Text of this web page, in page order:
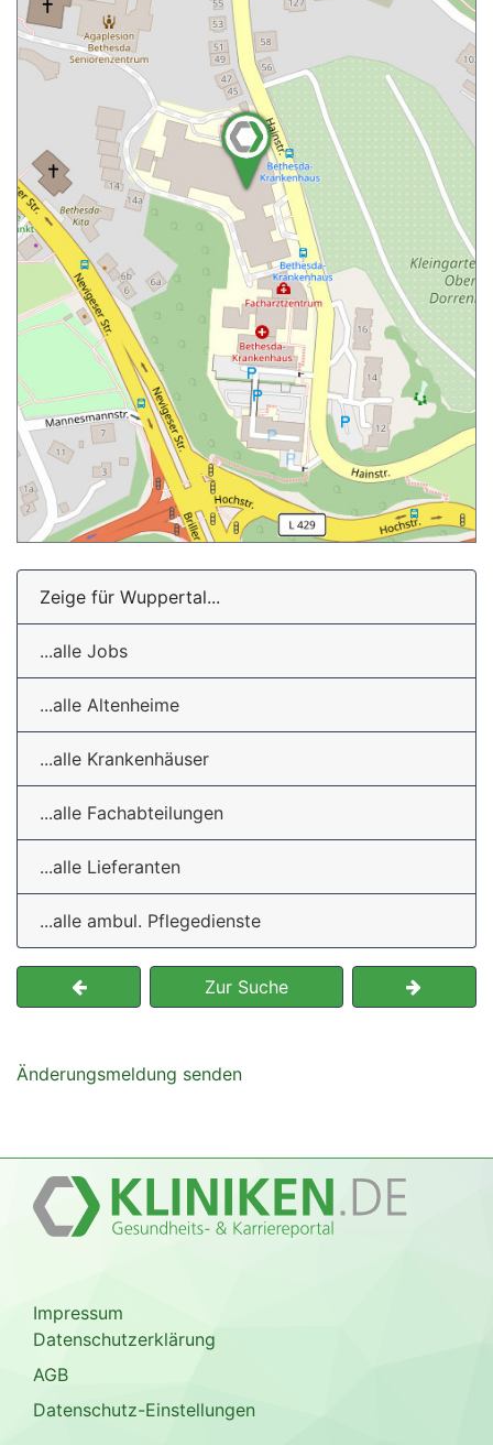
Zeige für Wuppertal...
...alle Jobs
...alle Altenheime
...alle Krankenhäuser
...alle Fachabteilungen
...alle Lieferanten
...alle ambul. Pflegedienste
Zur Suche
Änderungsmeldung senden
Impressum
Datenschutzerklärung
AGB
Datenschutz-Einstellungen